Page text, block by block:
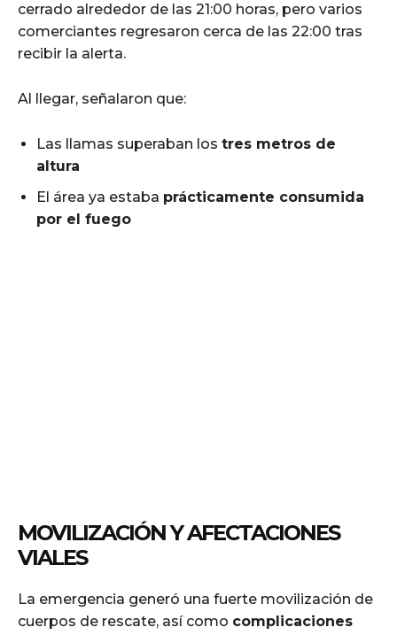
cerrado alrededor de las 21:00 horas, pero varios
comerciantes regresaron cerca de las 22:00 tras
recibir la alerta.
Al llegar, señalaron que:
Las llamas superaban los tres metros de
altura
El área ya estaba prácticamente consumida
por el fuego
MOVILIZACIÓN Y AFECTACIONES
VIALES
La emergencia generó una fuerte movilización de
cuerpos de rescate, así como complicaciones